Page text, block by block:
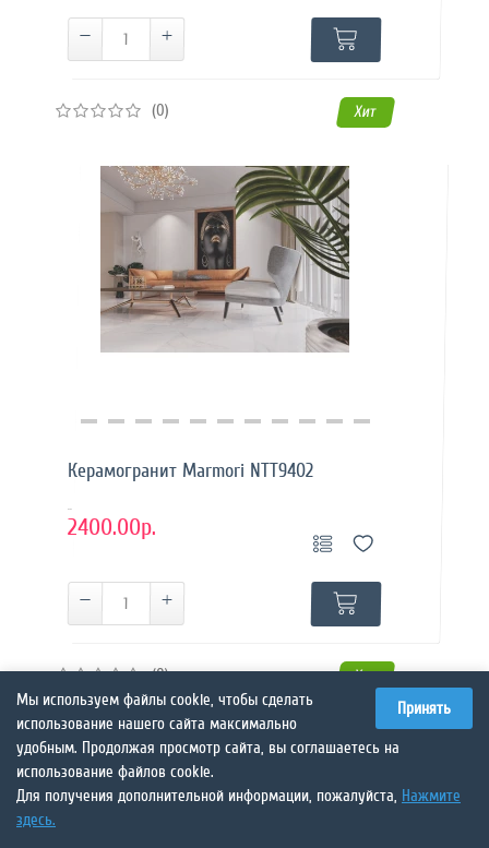
(0) Хит
Купить в 1 клик
Керамогранит Marmori NTT9402
..
2400.00р.
(0)
Хит
Принять
Мы используем файлы cookie, чтобы сделать
использование нашего сайта максимально
удобным. Продолжая просмотр сайта, вы соглашаетесь на
использование файлов cookie.
Для получения дополнительной информации, пожалуйста, Нажмите
здесь.